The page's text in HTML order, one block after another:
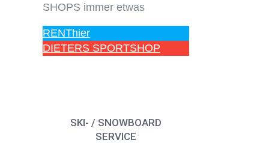
SHOPS immer etwas
RENThier
DIETERS SPORTSHOP
SKI- / SNOWBOARD
SERVICE